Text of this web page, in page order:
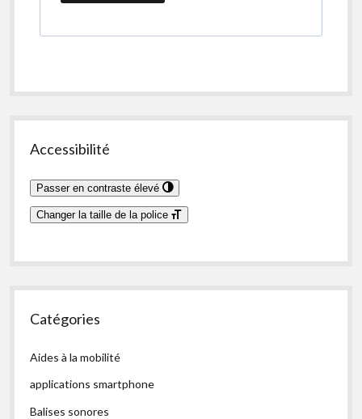
Accessibilité
Passer en contraste élevé
Changer la taille de la police
Catégories
Aides à la mobilité
applications smartphone
Balises sonores